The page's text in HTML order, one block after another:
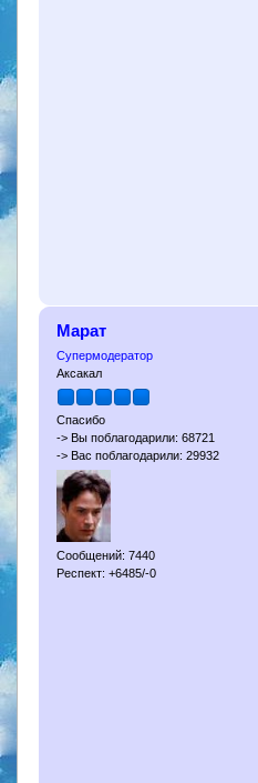
Марат
Супермодератор
Аксакал
Спасибо
-> Вы поблагодарили: 68721
-> Вас поблагодарили: 29932
Сообщений: 7440
Респект: +6485/-0